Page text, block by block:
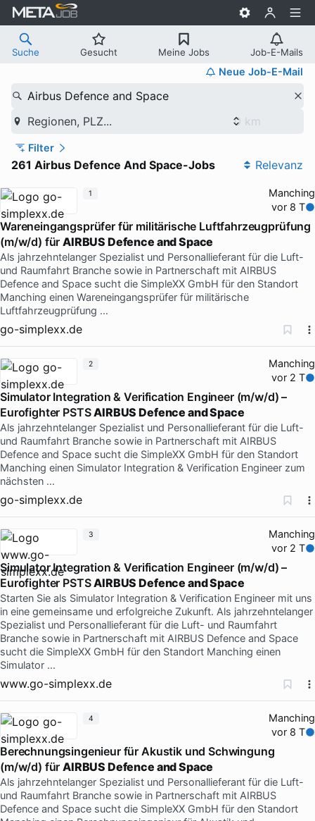
Suche Gesucht Meine Jobs Job-E-Mails
Neue Job-E-Mail
Airbus Defence and Space
Regionen, PLZ...
Filter
261 Airbus Defence And Space-Jobs Relevanz
Manching
vor 8 T
Wareneingangsprüfer für militärische Luftfahrzeugprüfung
(m/w/d) fürAIRBUS Defence and Space
Als jahrzehntelanger Spezialist und Personallieferant für die Luft-
und Raumfahrt Branche sowie in Partnerschaft mit AIRBUS
Defence and Space sucht die SimpleXX GmbH für den Standort
Manching einen Wareneingangsprüfer für militärische
Luftfahrzeugprüfung …
go-simplexx.de
1
Manching
vor 2 T
Simulator Integration & Verification Engineer (m/w/d) –
Eurofighter PSTSAIRBUS Defence and Space
Als jahrzehntelanger Spezialist und Personallieferant für die Luft-
und Raumfahrt Branche sowie in Partnerschaft mit AIRBUS
Defence and Space sucht die SimpleXX GmbH für den Standort
Manching einen Simulator Integration & Verification Engineer zum
nächsten …
go-simplexx.de
2
Manching
vor 2 T
Simulator Integration & Verification Engineer (m/w/d) –
Eurofighter PSTSAIRBUS Defence and Space
Starten Sie als Simulator Integration & Verification Engineer mit uns
in eine gemeinsame und erfolgreiche Zukunft. Als jahrzehntelanger
Spezialist und Personallieferant für die Luft- und Raumfahrt
Branche sowie in Partnerschaft mit AIRBUS Defence and Space
sucht die SimpleXX GmbH für den Standort Manching einen
Simulator …
www.go-simplexx.de
3
Manching
vor 8 T
Berechnungsingenieur für Akustik und Schwingung
(m/w/d) fürAIRBUS Defence and Space
Als jahrzehntelanger Spezialist und Personallieferant für die Luft-
und Raumfahrt Branche sowie in Partnerschaft mit AIRBUS
Defence and Space sucht die SimpleXX GmbH für den Standort
4